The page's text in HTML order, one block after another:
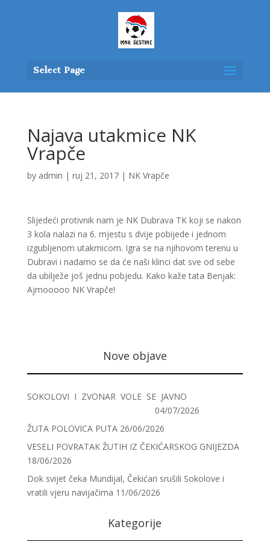
Select Page
Najava utakmice NK
Vrapče
by admin | ruj 21, 2017| NK Vrapče
Slijedeći protivnik nam je NK Dubrava TK koji se nakon
3 kola nalazi na 6. mjestu s dvije pobijede i jednom
izgubljenom utakmicom. Igra se na njihovom terenu u
Dubravi i nadamo se da će naši klinci dat sve od sebe
da ubilježe još jednu pobjedu. Kako kaže tata Benjak:
Ajmooooo NK Vrapče!
Nove objave
SOKOLOVI I ZVONAR VOLE SE JAVNO
04/07/2026
ŽUTA POLOVICA PUTA 26/06/2026
VESELI POVRATAK ŽUTIH IZ ČEKIĆARSKOG GNIJEZDA
18/06/2026
Dok svijet čeka Mundijal, Čekićari srušili Sokolove i
vratili vjeru navijačima 11/06/2026
Kategorije